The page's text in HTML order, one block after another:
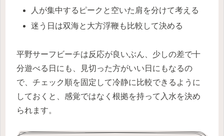
人が集中するピークと空いた肩を分けて考える
迷う日は双海と大方浮鞭も比較して決める
平野サーフビーチは反応が良いぶん、少しの差で十
分遊べる日にも、見切った方がいい日にもなるの
で、チェック順を固定して冷静に比較できるように
しておくと、感覚ではなく根拠を持って入水を決め
られます。